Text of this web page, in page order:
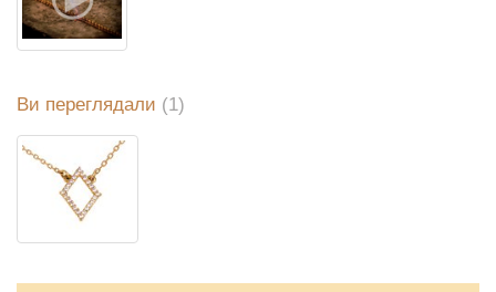
Ви переглядали (1)